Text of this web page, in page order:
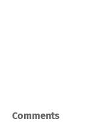
Comments